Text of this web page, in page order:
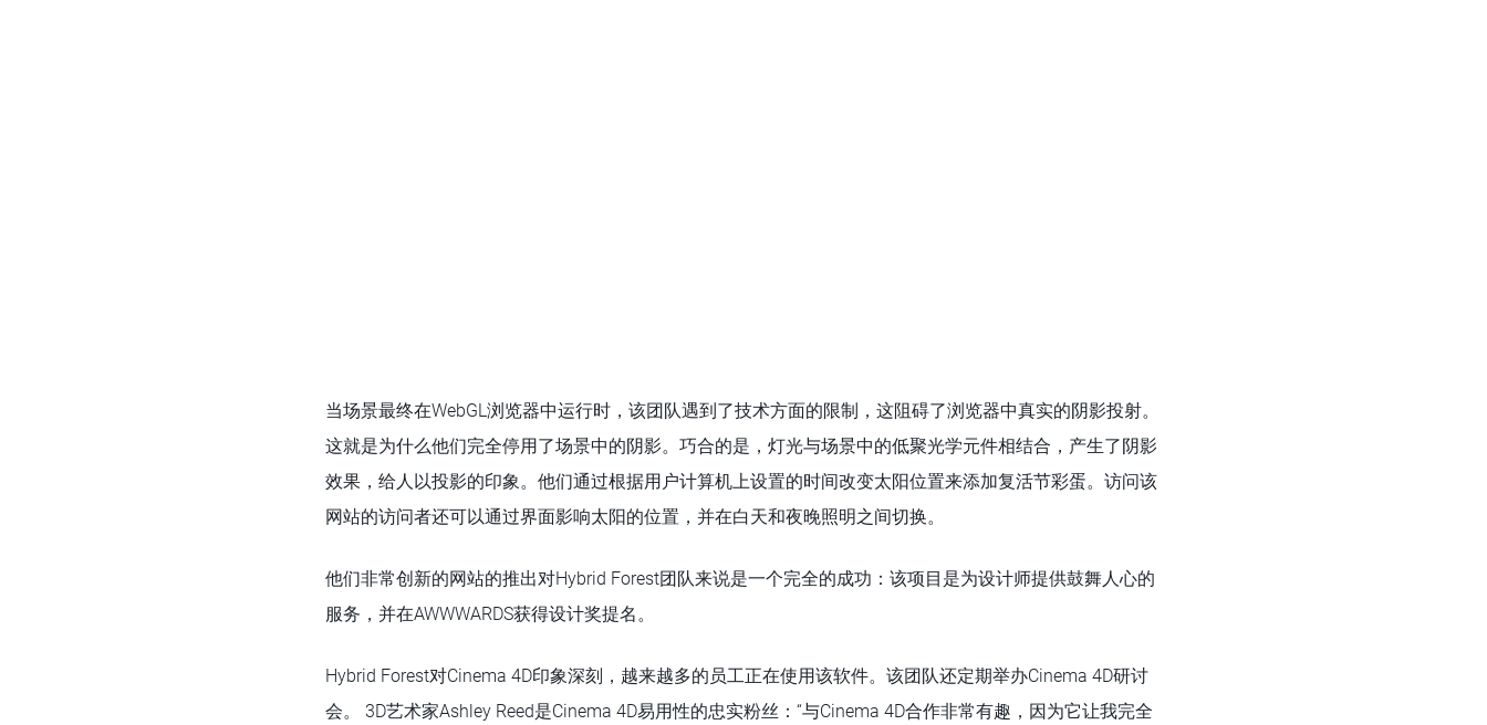
当场景最终在WebGL浏览器中运行时，该团队遇到了技术方面的限制，这阻碍了浏览器中真实的阴影投射。
这就是为什么他们完全停用了场景中的阴影。巧合的是，灯光与场景中的低聚光学元件相结合，产生了阴影
效果，给人以投影的印象。他们通过根据用户计算机上设置的时间改变太阳位置来添加复活节彩蛋。访问该
网站的访问者还可以通过界面影响太阳的位置，并在白天和夜晚照明之间切换。
他们非常创新的网站的推出对Hybrid Forest团队来说是一个完全的成功：该项目是为设计师提供鼓舞人心的
服务，并在AWWWARDS获得设计奖提名。
Hybrid Forest对Cinema 4D印象深刻，越来越多的员工正在使用该软件。该团队还定期举办Cinema 4D研讨
会。 3D艺术家Ashley Reed是Cinema 4D易用性的忠实粉丝：“与Cinema 4D合作非常有趣，因为它让我完全